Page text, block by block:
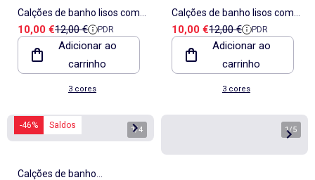
Calções de banho lisos com
bolsos
Preço de venda
10,00 €Preço de referência
12,00 € PDR
Adicionar ao
carrinho
3 cores
Calções de banho lisos com
bolsos
Preço de venda
10,00 €Preço de referência
12,00 € PDR
Adicionar ao
carrinho
3 cores
-46% Saldos 1/4
Calções de banho
1/5